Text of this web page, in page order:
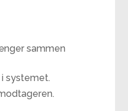
sammen
systemet.